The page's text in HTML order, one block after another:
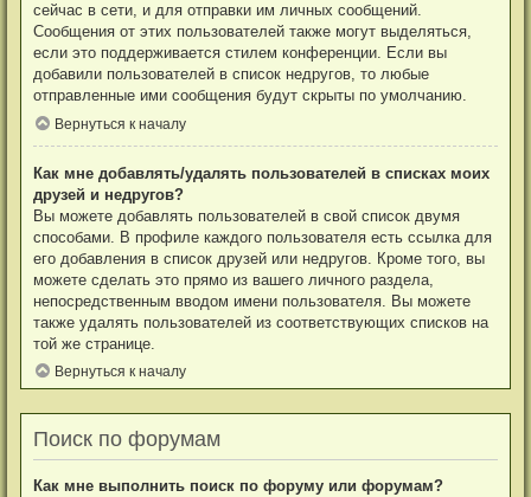
сейчас в сети, и для отправки им личных сообщений.
Сообщения от этих пользователей также могут выделяться,
если это поддерживается стилем конференции. Если вы
добавили пользователей в список недругов, то любые
отправленные ими сообщения будут скрыты по умолчанию.
Вернуться к началу
Как мне добавлять/удалять пользователей в списках моих
друзей и недругов?
Вы можете добавлять пользователей в свой список двумя
способами. В профиле каждого пользователя есть ссылка для
его добавления в список друзей или недругов. Кроме того, вы
можете сделать это прямо из вашего личного раздела,
непосредственным вводом имени пользователя. Вы можете
также удалять пользователей из соответствующих списков на
той же странице.
Вернуться к началу
Поиск по форумам
Как мне выполнить поиск по форуму или форумам?